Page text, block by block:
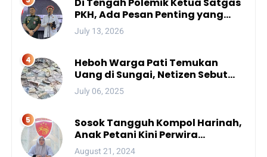
Di Tengah Polemik Ketua Satgas
PKH, Ada Pesan Penting yang
Ditegaskan ke Publik
July 13, 2026
Heboh Warga Pati Temukan
Uang di Sungai, Netizen Sebut
Fenomena Aneh
July 06, 2025
Sosok Tangguh Kompol Harinah,
Anak Petani Kini Perwira
Menengah Polda Sulsel
August 21, 2024